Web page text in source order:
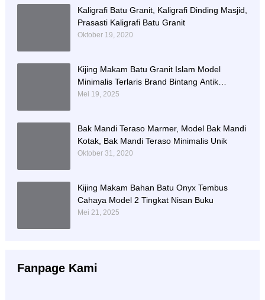
Kaligrafi Batu Granit, Kaligrafi Dinding Masjid,
Prasasti Kaligrafi Batu Granit
Oktober 19, 2020
Kijing Makam Batu Granit Islam Model
Minimalis Terlaris Brand Bintang Antik
Sejahtera
Mei 19, 2025
Bak Mandi Teraso Marmer, Model Bak Mandi
Kotak, Bak Mandi Teraso Minimalis Unik
Oktober 31, 2020
Kijing Makam Bahan Batu Onyx Tembus
Cahaya Model 2 Tingkat Nisan Buku
Mei 21, 2025
Fanpage Kami